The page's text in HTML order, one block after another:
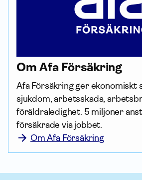
Om Afa För­säkring
Afa För­säkring ger ekonomiskt
sjukdom, arbetsskada,
föräldraledighet. 5 miljoner
försäkrade via jobbet.
Om Afa Försäkring